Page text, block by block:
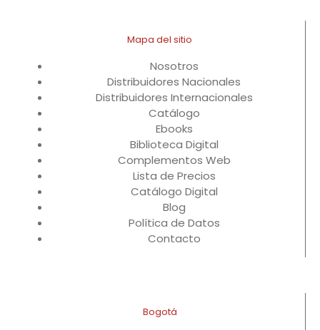
Mapa del sitio
Nosotros
Distribuidores Nacionales
Distribuidores Internacionales
Catálogo
Ebooks
Biblioteca Digital
Complementos Web
Lista de Precios
Catálogo Digital
Blog
Política de Datos
Contacto
Bogotá